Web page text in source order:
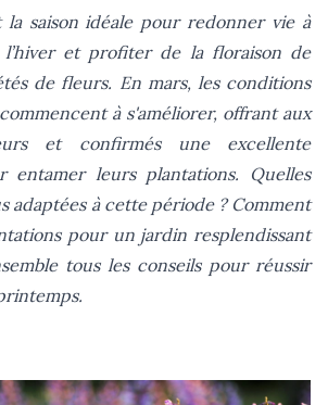
la saison idéale pour redonner vie à
et profiter de la floraison de
de fleurs. En mars, les conditions
à s'améliorer, offrant aux
et confirmés une excellente
entamer leurs plantations. Quelles
adaptées à cette période ? Comment
pour un jardin resplendissant
tous les conseils pour réussir